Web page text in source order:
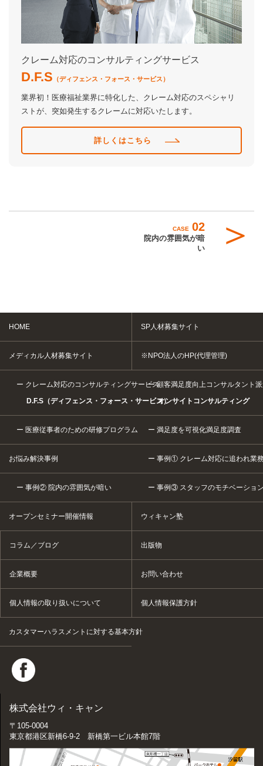
クレーム対応のコンサルティングサービス
D.F.S （ディフェンス・フォース・サービス）
業界初！医療福祉業界に特化した、クレーム対応のスペシャリ
ストが、突如発生するクレームに対応いたします。
詳しくはこちら
CASE 02
院内の雰囲気が暗
い
HOME SP人材募集サイト
メディカル人材募集サイト ※NPO法人のHP(代理管理)
クレーム対応のコンサルティングサービス
D.F.S（ディフェンス・フォース・サービス）
顧客満足度向上コンサルタント
オンサイトコンサルティング
医療従事者のための研修プログラム 満足度を可視化満足度調査
お悩み解決事例 事例① クレーム対応に追われ業
事例② 院内の雰囲気が暗い 事例③ スタッフのモチベーショ
オープンセミナー開催情報 ウィキャン塾
コラム／ブログ 出版物
企業概要 お問い合わせ
個人情報の取り扱いについて 個人情報保護方針
カスタマーハラスメントに対する基本方針
株式会社ウィ・キャン
〒105-0004
東京都港区新橋6-9-2 新橋第一ビル本館7階